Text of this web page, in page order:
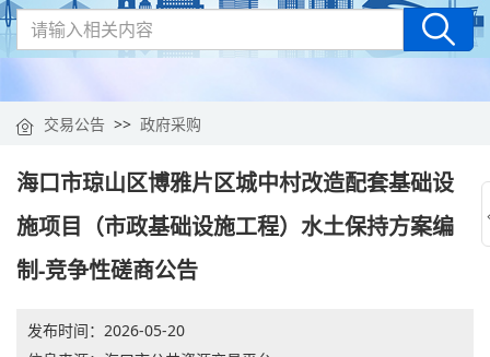
交易公告 >> 政府采购
海口市琼山区博雅片区城中村改造配套基础设
施项目（市政基础设施工程）水土保持方案编
制-竞争性磋商公告
发布时间： 2026-05-20